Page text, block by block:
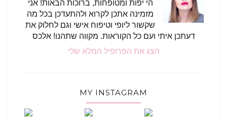
הי יפות ומטופחות, ברוכות הבאות! אני
מזמינה אתכן לקרוא ולהתעדכן בכל מה
שקשור ליופי וטיפוח אישי וגם לחלוק את
דעתכן איתי ועם כל הקוראות. מקווה שתהנו! אלכס
הצג את הפרופיל המלא שלי
MY INSTAGRAM